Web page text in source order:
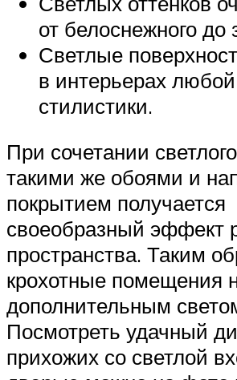
от белоснежного до
Светлые
в интерьерах любой
стилистики.
При сочетании
такими же обоями и
покрытием получается
своеобразный эффект
пространства. Таким
крохотные помещения
дополнительным
Посмотреть удачный
прихожих со светлой